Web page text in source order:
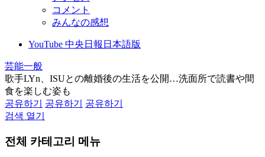
コメント
みんなの感想
YouTube 中央日報日本語版
芸能一般
歌手LYn、ISUとの離婚後の生活を公開…洗面所で読書や間
食を楽しむ姿も
공유하기
공유하기
공유하기
검색 열기
전체 카테고리 메뉴